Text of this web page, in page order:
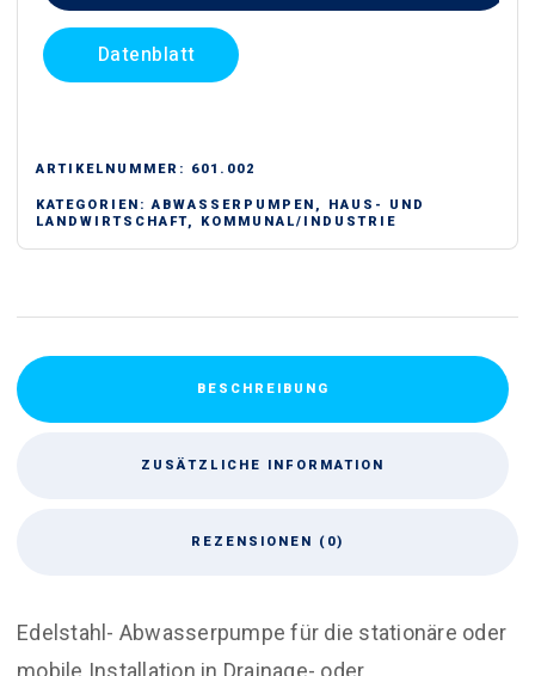
Menge
Datenblatt
ARTIKELNUMMER: 601.002
KATEGORIEN:ABWASSERPUMPEN ,
HAUS- UND
LANDWIRTSCHAFT, KOMMUNAL/INDUSTRIE
BESCHREIBUNG
ZUSÄTZLICHE INFORMATION
REZENSIONEN (0)
Edelstahl- Abwasserpumpe für die stationäre oder